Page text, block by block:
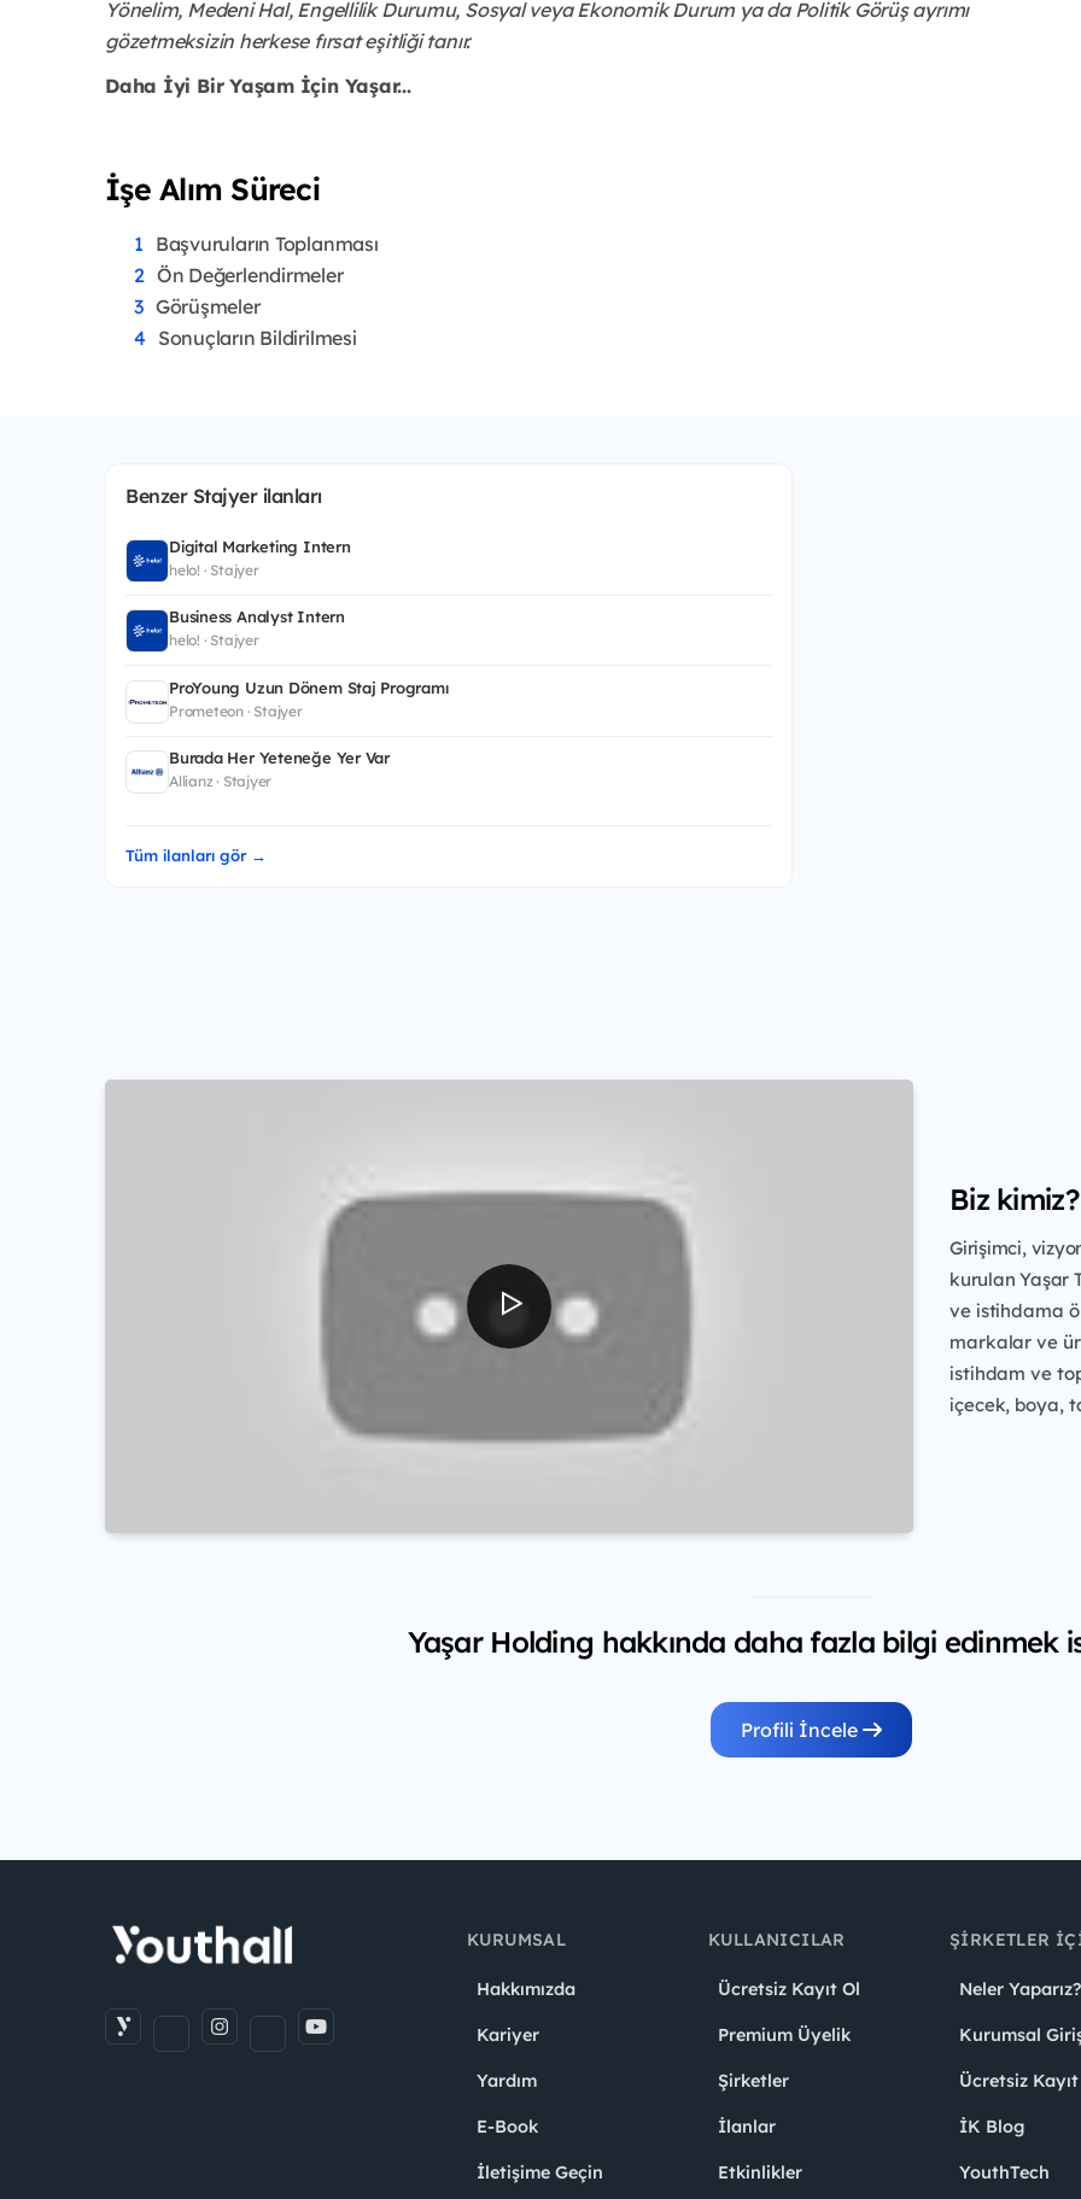
Yönelim, Medeni Hal, Engellilik Durumu, Sosyal veya Ekonomik Durum ya da Politik Görüş ayrımı
gözetmeksizin herkese fırsat eşitliği tanır.
Daha İyi Bir Yaşam İçin Yaşar...
İşe Alım Süreci
Başvuruların Toplanması
Ön Değerlendirmeler
Görüşmeler
Sonuçların Bildirilmesi
Benzer Stajyer ilanları
Digital Marketing Intern
helo! · Stajyer
Business Analyst Intern
helo! · Stajyer
ProYoung Uzun Dönem Staj Programı
Prometeon · Stajyer
Burada Her Yeteneğe Yer Var
Allianz · Stajyer
Tüm ilanları gör →
Biz kimiz?
Girişimci,
kurulan Yaşar
ve istihdama
markalar ve
istihdamve
içecek, boya,
Yaşar Holding hakkında daha fazla bilgi edinmek
Profili İncele
KURUMSAL
Hakkımızda
Kariyer
Yardım
E-Book
İletişime Geçin
KULLANICILAR
Ücretsiz Kayıt Ol
Premium Üyelik
Şirketler
İlanlar
Etkinlikler
ŞIRKETLER
Neler Yaparız?
Kurumsal
Ücretsiz Kayıt
İK Blog
YouthTech